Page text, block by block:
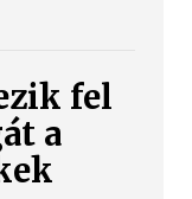
fel
a